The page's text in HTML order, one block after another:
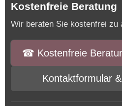
Kostenfreie Beratung
Wir beraten Sie kostenfrei zu
☎︎ Kostenfreie
Kontaktformular